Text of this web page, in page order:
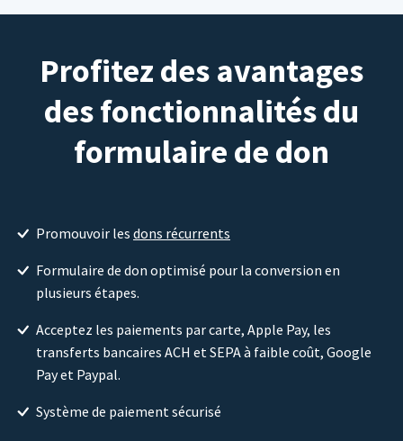
Profitez des avantages
des fonctionnalités du
formulaire de don
Promouvoir les dons récurrents
Formulaire de don optimisé pour la conversion en
plusieurs étapes.
Acceptez les paiements par carte, Apple Pay, les
transferts bancaires ACH et SEPA à faible coût, Google
Pay et Paypal.
Système de paiement sécurisé